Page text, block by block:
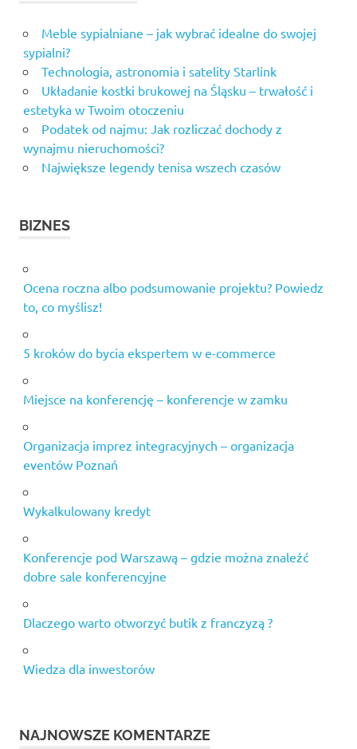
Meble sypialniane – jak wybrać idealne do swojej
sypialni?
Technologia, astronomia i satelity Starlink
Układanie kostki brukowej na Śląsku – trwałość i
estetyka w Twoim otoczeniu
Podatek od najmu: Jak rozliczać dochody z
wynajmu nieruchomości?
Największe legendy tenisa wszech czasów
BIZNES
Ocena roczna albo podsumowanie projektu? Powiedz
to, co myślisz!
5 kroków do bycia ekspertem w e-commerce
Miejsce na konferencję – konferencje w zamku
Organizacja imprez integracyjnych – organizacja
eventów Poznań
Wykalkulowany kredyt
Konferencje pod Warszawą – gdzie można znaleźć
dobre sale konferencyjne
Dlaczego warto otworzyć butik z franczyzą ?
Wiedza dla inwestorów
NAJNOWSZE KOMENTARZE